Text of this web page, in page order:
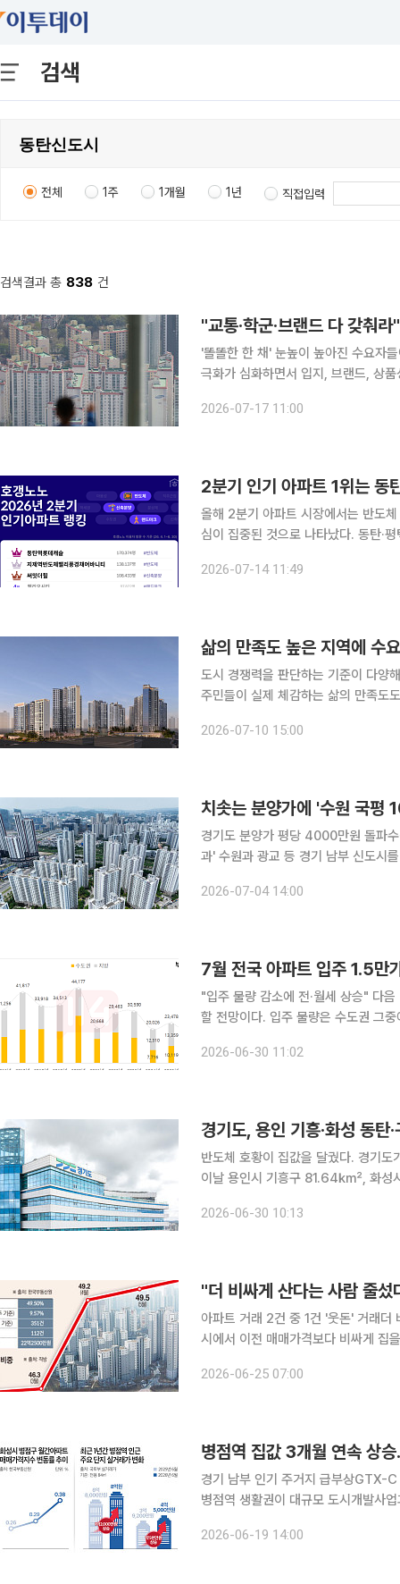
검색
전체 1주 1개월 1년 직접입력
검색결과 총 838 건
"교통·학군·브랜드 다 갖춰
'똘똘한 한 채' 눈높이 높아진 수요자들아크로
극화가 심화하면서 입지, 브랜드, 상
의 6대 핵심 요소를 치우침 없이 모두
2026-07-17 11:00
2분기 인기 아파트 1위는 동
올해 2분기 아파트 시장에서는 반도
심이 집중된 것으로 나타났다. 동탄·
정보 플랫폼 호갱노노에 따르면 올해
2026-07-14 11:49
삶의 만족도 높은 지역에 수
도시 경쟁력을 판단하는 기준이 다양
주민들이 실제 체감하는 삶의 만족도
45.3%를 기록했다. 이는 전년 대비
2026-07-10 15:00
치솟는 분양가에 '수원 국평
경기도 분양가 평당 4000만원 돌파
과' 수원과 광교 등 경기 남부 신도시를 중심으로 분양가와 집값이 동시에 오르면서 이른바 '국민평
여기에 전세 부담까지 더해지며 실수
2026-07-04 14:00
7월 전국 아파트 입주 1.5만
"입주 물량 감소에 전·월세 상승" 다음 달 전국 아파트 입주 물량이 최근 10년 내 최저 수준을 기록
할 전망이다. 입주 물량은 수도권 그중에서
해 같은 기간 2만3478가구보다 약
2026-06-30 11:02
반도체 호황이 집값을 달궜다. 경기도가 칼을 빼들었다. 30일 이
이날 용인시 기흥구 81.64㎢, 화
월간 적용된다. 타이밍이 예사
2026-06-30 10:13
"더 비싸게 산다는 사람 줄
아파트 거래 2건 중 1건 '웃돈' 거래더 비싸게 팔기
시에서 이전 매매가격보다 비싸게 집
가 직방에 의뢰해 국토교통부 실거래
2026-06-25 07:00
병점역 집값 3개월 연속 상
경기 남부 인기 주거지 급부상GTX-C 연장·트램·환승센
병점역 생활권이 대규모 도시개발사
2026-06-19 14:00